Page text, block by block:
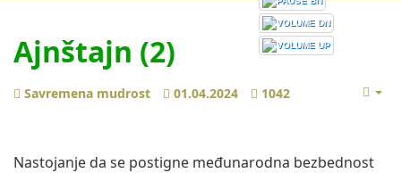
Ajnštajn (2)
Savremena mudrost 01.04.2024 1042
Nastojanje da se postigne međunarodna bezbednost